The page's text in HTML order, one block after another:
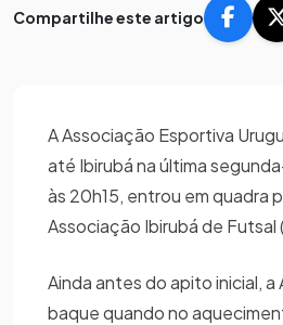
Compartilhe este artigo
A Associação Esportiva
até Ibirubá na última
às 20h15, entrou em quadra
Associação Ibirubá de Futsal
Ainda antes do apito inicial, a
baque quando no